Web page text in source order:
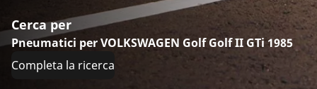
Cerca per
Pneumatici per VOLKSWAGEN Golf Golf II GTi 1985
Completa la ricerca